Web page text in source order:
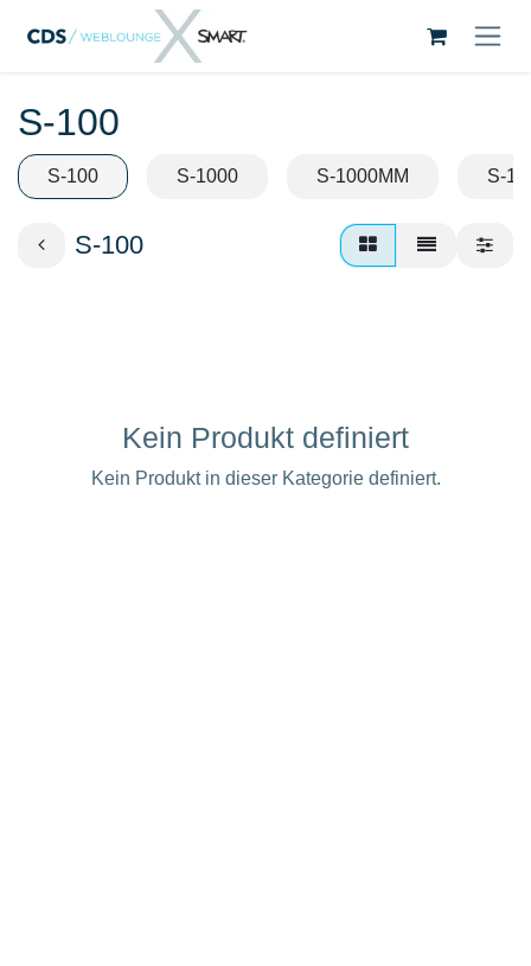
Zum Inhalt springen
S-100
S-100 S-1000 S-1000MM S-
S-100
Kein Produkt definiert
Kein Produkt in dieser Kategorie definiert.